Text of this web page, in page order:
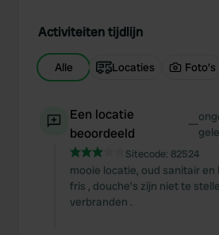
Activiteiten tijdlijn
Alle Locaties Foto's
Een locatie
beoordeeld
—
Sitecode: 82524
mooie locatie, oud sanitair
fris , douche’s zijn niet te
verbranden .